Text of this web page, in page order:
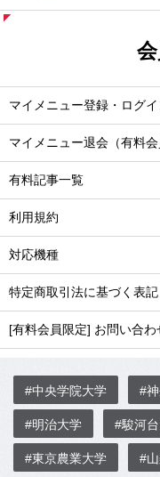
マイメニュー登録・ログイ
マイメニュー退会（有料会
有料記事一覧
利用規約
対応機種
特定商取引法に基づく表記
[有料会員限定] お問い合わ
#中央学院大学 #
#明治大学 #駿河
#東京農業大学 #